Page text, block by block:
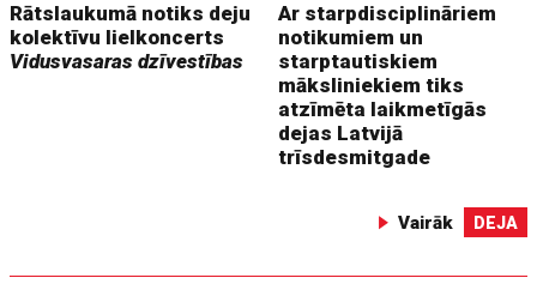
Rātslaukumā notiks deju
kolektīvu lielkoncerts
Vidusvasaras dzīvestības
Ar starpdisciplināriem
notikumiem un
starptautiskiem
māksliniekiem tiks
atzīmēta laikmetīgās
dejas Latvijā
trīsdesmitgade
Vairāk DEJA